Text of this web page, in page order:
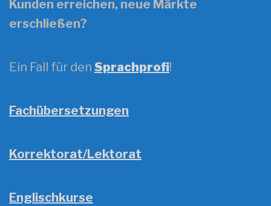
Kunden erreichen, neue Märkte
erschließen?
Ein Fall für den Sprachprofi!
Fachübersetzungen
Korrektorat/Lektorat
Englischkurse